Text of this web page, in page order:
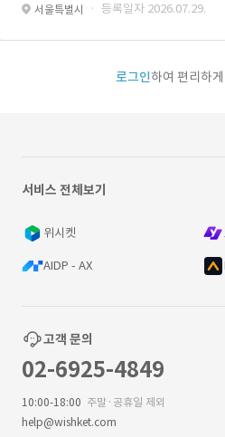
서울특별시 · 등록일자 2026.07.29.
로그인하여 편리하
서비스 전체보기
위시켓
AIDP - AX
고객 문의
02-6925-4849
10:00-18:00 주말·공휴일 제외
help@wishket.com